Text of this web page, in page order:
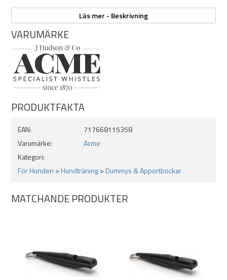
Egenskaper:
Mått: 9cm
Justerbart ljud
Nästan ljudlös för människor
Passar alla hundraser
Ljuddet reser upp till 1,5km beroende på vädret
Läs mer - Beskrivning
VARUMÄRKE
PRODUKTFAKTA
EAN:
717668115358
Varumärke:
Acme
Kategori:
För Hunden >Hundträning>Dummys & Apportbockar
MATCHANDE PRODUKTER